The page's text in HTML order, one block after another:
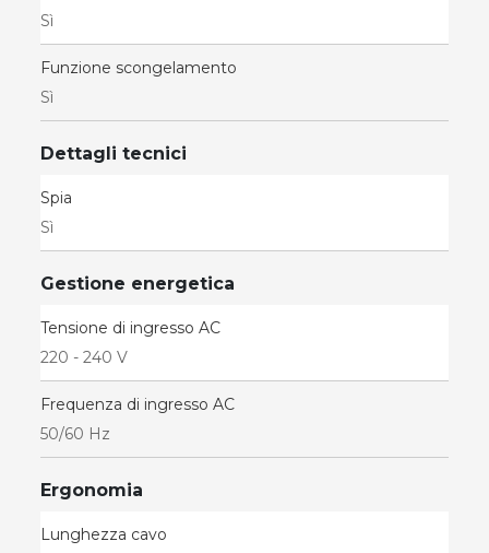
Sì
Funzione scongelamento
Sì
Dettagli tecnici
Spia
Sì
Gestione energetica
Tensione di ingresso AC
220 - 240 V
Frequenza di ingresso AC
50/60 Hz
Ergonomia
Lunghezza cavo